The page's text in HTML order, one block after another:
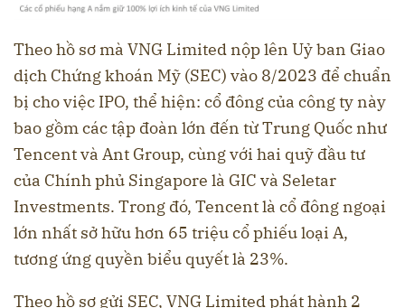
Theo hồ sơ mà VNG Limited nộp lên Uỷ ban Giao
dịch Chứng khoán Mỹ (SEC) vào 8/2023 để chuẩn
bị cho việc IPO, thể hiện: cổ đông của công ty này
bao gồm các tập đoàn lớn đến từ Trung Quốc như
Tencent và Ant Group, cùng với hai quỹ đầu tư
của Chính phủ Singapore là GIC và Seletar
Investments. Trong đó, Tencent là cổ đông ngoại
lớn nhất sở hữu hơn 65 triệu cổ phiếu loại A,
tương ứng quyền biểu quyết là 23%.
Theo hồ sơ gửi SEC, VNG Limited phát hành 2